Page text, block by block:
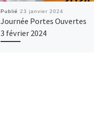
Publié 23 janvier 2024
Journée Portes Ouvertes
3 février 2024